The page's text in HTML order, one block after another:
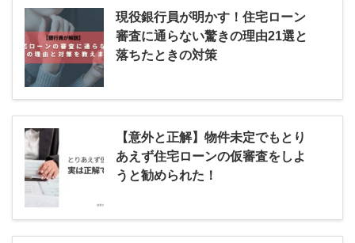
現役銀行員が明かす！住宅ローン
審査に通らない驚きの理由21選と
落ちたときの対策
【意外と正解】物件未定でもとり
あえず住宅ローンの仮審査をしよ
うと勧められた！